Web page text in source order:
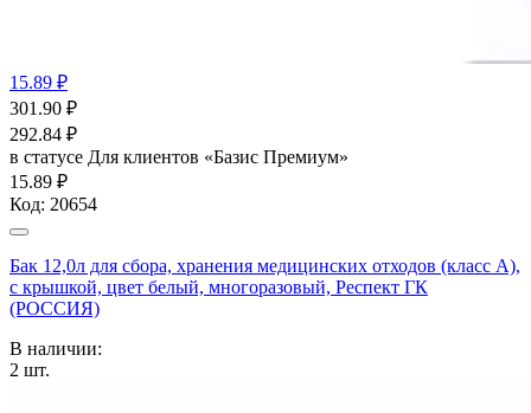
15.89 ₽
301.90 ₽
292.84 ₽
в статусе Для клиентов «Базис Премиум»
15.89 ₽
Код: 20654
Бак 12,0л для сбора, хранения медицинских отходов (класс А),
с крышкой, цвет белый, многоразовый, Респект ГК
(РОССИЯ)
В наличии:
2 шт.